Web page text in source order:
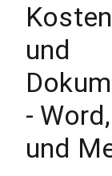
und
-
und